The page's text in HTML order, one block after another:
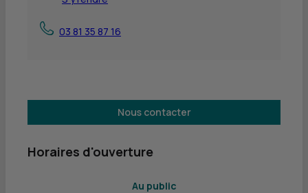
03 81 35 87 16
Nous contacter
Horaires d'ouverture
Au public